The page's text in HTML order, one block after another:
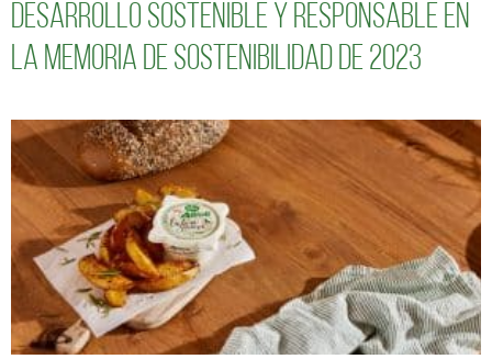
desarrollo sostenible y responsable en
la Memoria de Sostenibilidad de 2023